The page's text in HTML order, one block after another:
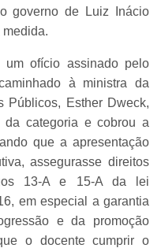
governo de Luiz Inácio
ofício assinado pelo
à ministra da
Públicos, Esther Dweck,
da categoria e cobrou a
que a apresentação
assegurasse direitos
13-A e 15-A da lei
em especial a garantia
e da promoção
o docente cumprir o